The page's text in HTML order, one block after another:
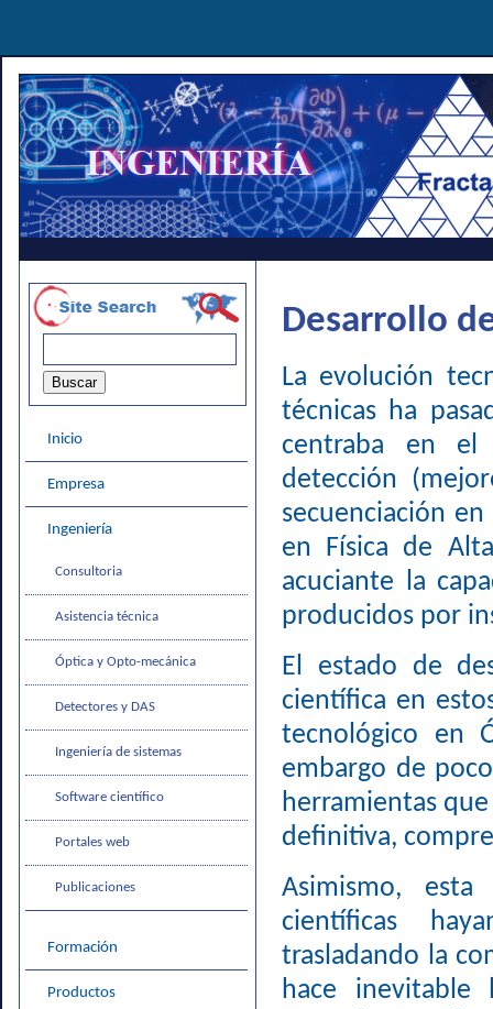
Desarrollo
La evolución
técnicas ha
centraba en el
detección
secuenciación
en Física de
acuciante la
producidos por
El estado de
científica en
tecnológico en
embargo de
herramientas
definitiva,
Asimismo,
científicas
trasladando la
hace inevitable
Inicio
Empresa
Ingeniería
Consultoria
Asistencia técnica
Óptica y Opto-mecánica
Detectores y DAS
Ingeniería de sistemas
Software científico
Portales web
Publicaciones
Formación
Productos